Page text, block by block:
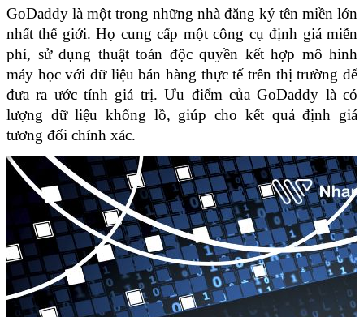
GoDaddy là một trong những nhà đăng ký tên miền lớn
nhất thế giới. Họ cung cấp một công cụ định giá miễn
phí, sử dụng thuật toán độc quyền kết hợp mô hình
máy học với dữ liệu bán hàng thực tế trên thị trường để
đưa ra ước tính giá trị. Ưu điểm của GoDaddy là có
lượng dữ liệu khổng lồ, giúp cho kết quả định giá
tương đối chính xác.